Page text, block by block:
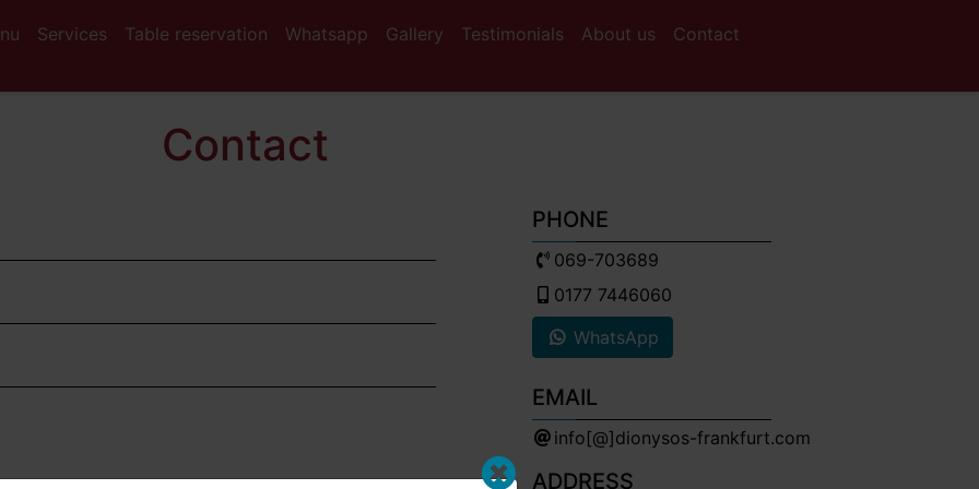
Services Table reservation Whatsapp Gallery Testimonials About us Contact
Contact
PHONE
069-703689
0177 7446060
WhatsApp
EMAIL
info[@]dionysos-frankfurt.com
ADDRESS